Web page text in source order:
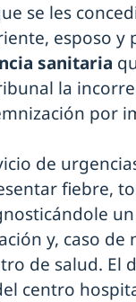
se les
esposo y
sanitaria
la
por
de
fiebre,
y, caso de
de salud. El
centro